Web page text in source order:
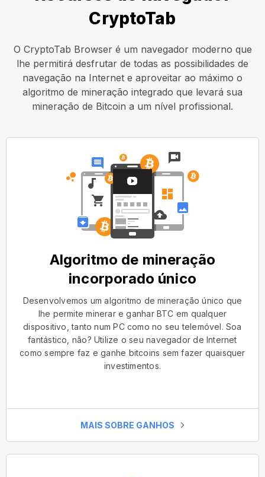
CryptoTab
O CryptoTab Browser é um navegador moderno que
lhe permitirá desfrutar de todas as possibilidades de
navegação na Internet e aproveitar ao máximo o
algoritmo de mineração integrado que levará sua
mineração de Bitcoin a um nível profissional.
Algoritmo de mineração
incorporado único
Desenvolvemos um algoritmo de mineração único que
lhe permite minerar e ganhar BTC em qualquer
dispositivo, tanto num PC como no seu telemóvel. Soa
fantástico, não? Utilize o seu navegador de Internet
como sempre faz e ganhe bitcoins sem fazer quaisquer
investimentos.
MAIS SOBRE GANHOS